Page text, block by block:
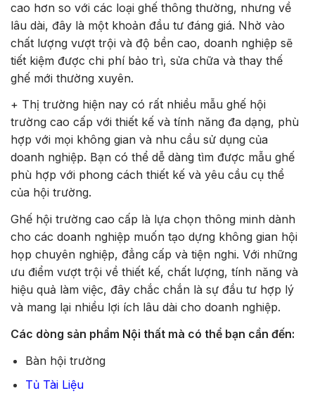
cao hơn so với các loại ghế thông thường, nhưng về
lâu dài, đây là một khoản đầu tư đáng giá. Nhờ vào
chất lượng vượt trội và độ bền cao, doanh nghiệp sẽ
tiết kiệm được chi phí bảo trì, sửa chữa và thay thế
ghế mới thường xuyên.
+ Thị trường hiện nay có rất nhiều mẫu ghế hội
trường cao cấp với thiết kế và tính năng đa dạng, phù
hợp với mọi không gian và nhu cầu sử dụng của
doanh nghiệp. Bạn có thể dễ dàng tìm được mẫu ghế
phù hợp với phong cách thiết kế và yêu cầu cụ thể
của hội trường.
Ghế hội trường cao cấp là lựa chọn thông minh dành
cho các doanh nghiệp muốn tạo dựng không gian hội
họp chuyên nghiệp, đẳng cấp và tiện nghi. Với những
ưu điểm vượt trội về thiết kế, chất lượng, tính năng và
hiệu quả làm việc, đây chắc chắn là sự đầu tư hợp lý
và mang lại nhiều lợi ích lâu dài cho doanh nghiệp.
Các dòng sản phẩm Nội thất mà có thể bạn cần đến:
Bàn hội trường
Tủ Tài Liệu